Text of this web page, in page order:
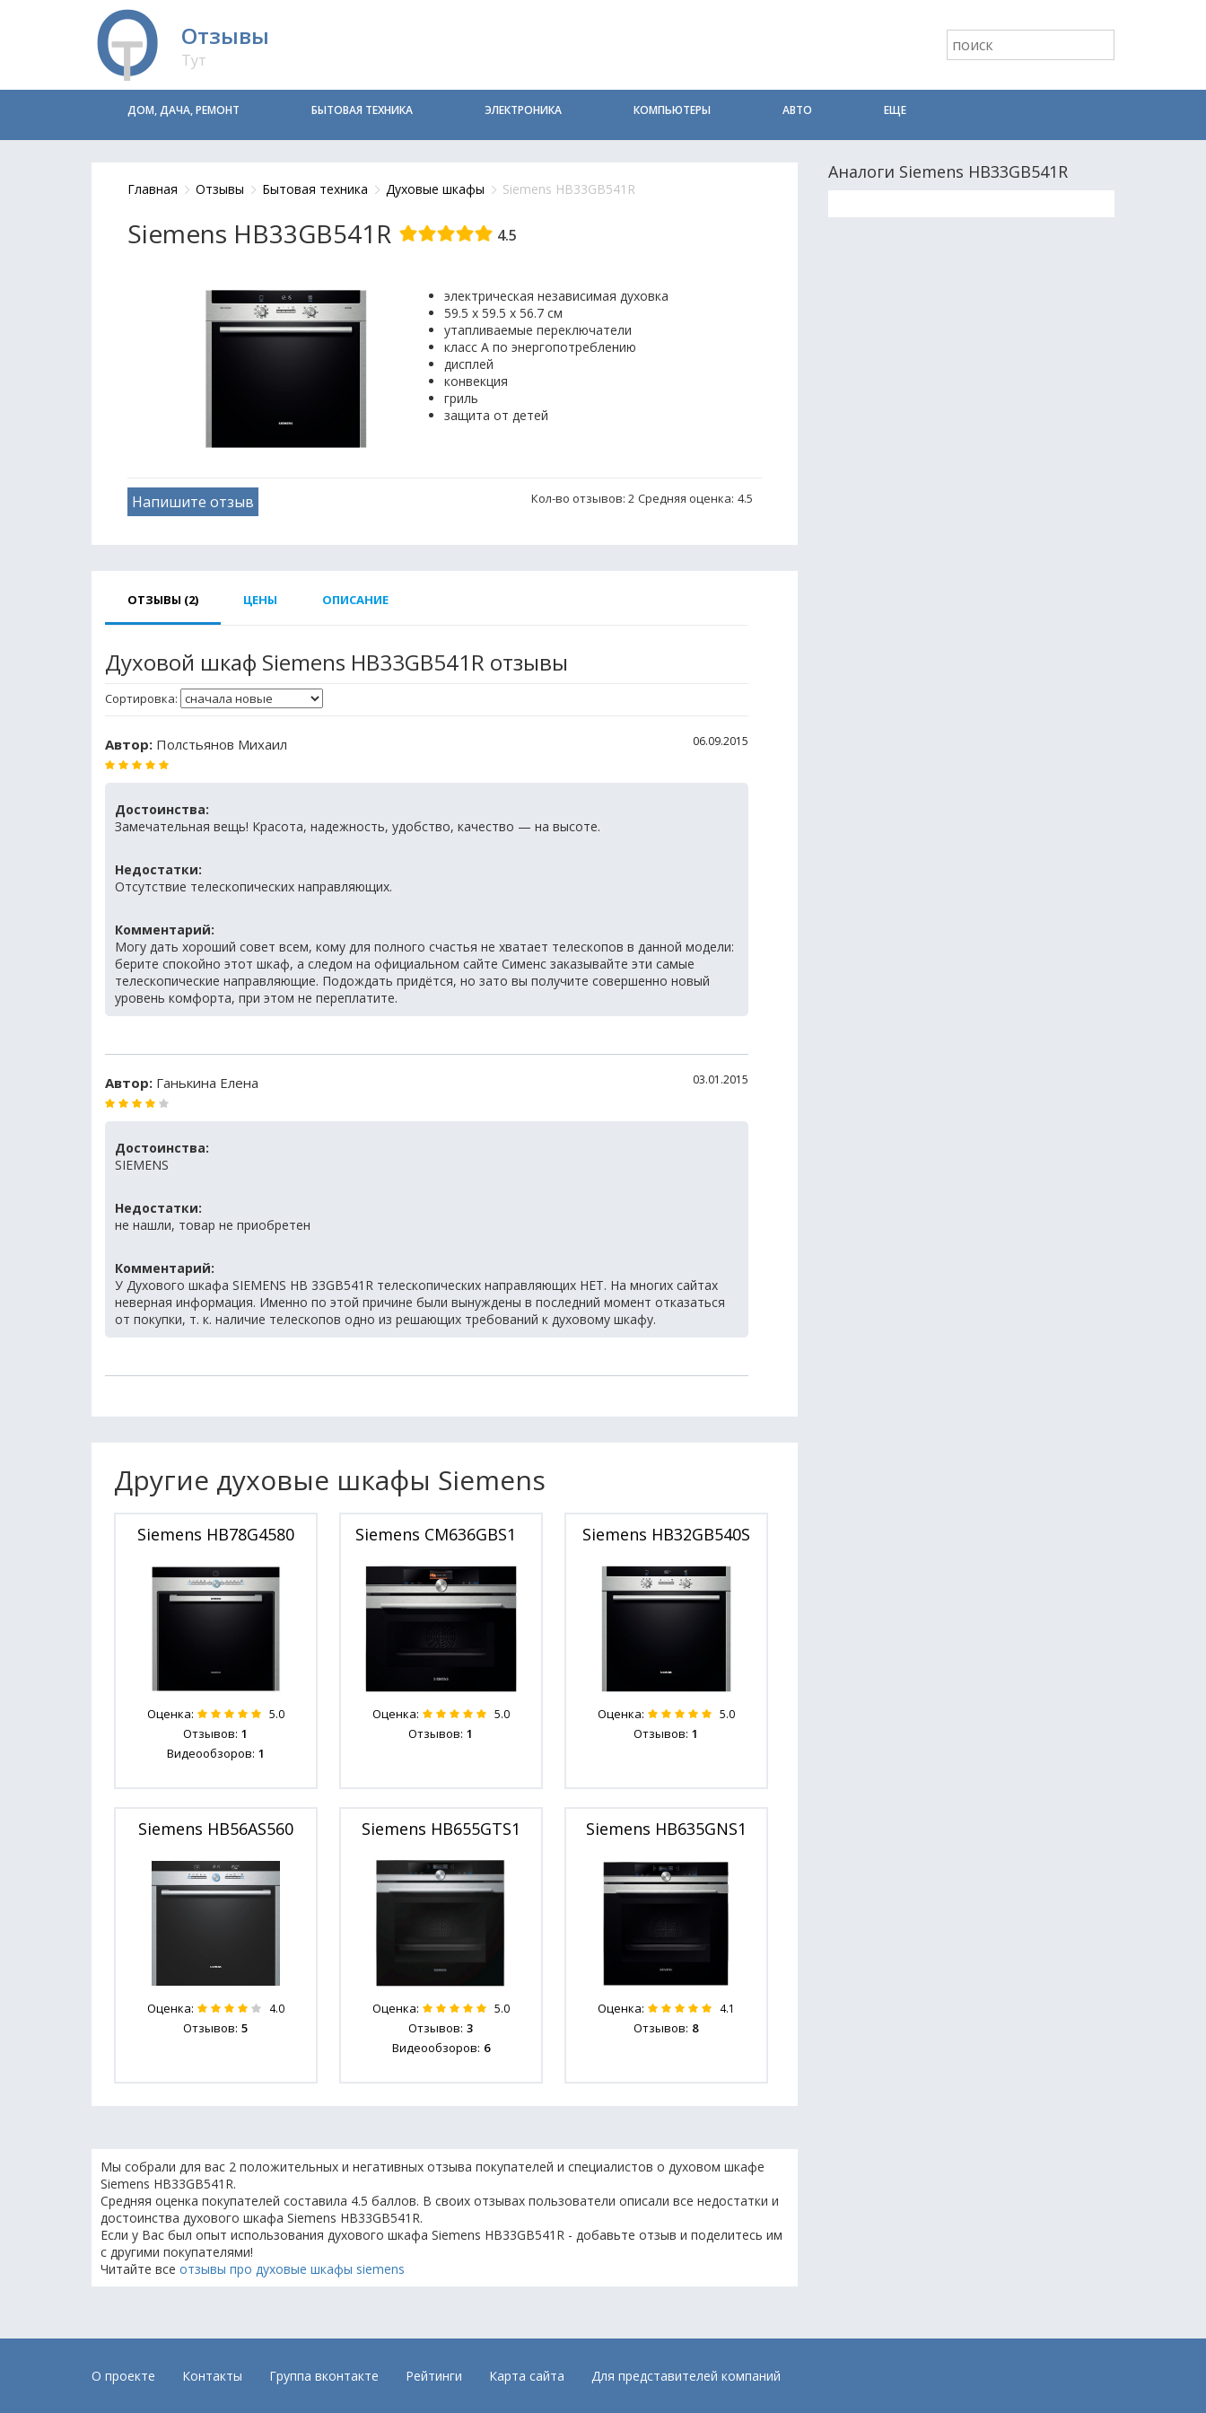
Отзывы
Тут
ДОМ, ДАЧА, РЕМОНТ БЫТОВАЯ ТЕХНИКА ЭЛЕКТРОНИКА КОМПЬЮТЕРЫ АВТО ЕЩЕ
Главная Отзывы Бытовая техника Духовые шкафы Siemens HB33GB541R
Siemens HB33GB541R 4.5
электрическая независимая духовка
59.5 х 59.5 x 56.7 см
утапливаемые переключатели
класс A по энергопотреблению
дисплей
конвекция
гриль
защита от детей
Кол-во отзывов: 2 Средняя оценка: 4.5
Напишите отзыв
ОТЗЫВЫ (2) ЦЕНЫ ОПИСАНИЕ
Духовой шкаф Siemens HB33GB541R отзывы
Сортировка:
Автор: Полстьянов Михаил 06.09.2015
Достоинства:
Замечательная вещь! Красота, надежность, удобство, качество — на высоте.
Недостатки:
Отсутствие телескопических направляющих.
Комментарий:
Могу дать хороший совет всем, кому для полного счастья не хватает телескопов в данной модели:
берите спокойно этот шкаф, а следом на официальном сайте Сименс заказывайте эти самые
телескопические направляющие. Подождать придётся, но зато вы получите совершенно новый
уровень комфорта, при этом не переплатите.
Автор: Ганькина Елена 03.01.2015
Достоинства:
SIEMENS
Недостатки:
не нашли, товар не приобретен
Комментарий:
У Духового шкафа SIEMENS HB 33GB541R телескопических направляющих НЕТ. На многих сайтах
неверная информация. Именно по этой причине были вынуждены в последний момент отказаться
от покупки, т. к. наличие телескопов одно из решающих требований к духовому шкафу.
Другие духовые шкафы Siemens
Siemens HB78G4580
Оценка: 5.0
Отзывов: 1
Видеообзоров: 1
Siemens CM636GBS1
Оценка: 5.0
Отзывов: 1
Siemens HB32GB540S
Оценка: 5.0
Отзывов: 1
Siemens HB56AS560
Оценка: 4.0
Отзывов: 5
Siemens HB655GTS1
Оценка: 5.0
Отзывов: 3
Видеообзоров: 6
Siemens HB635GNS1
Оценка: 4.1
Отзывов: 8
Мы собрали для вас 2 положительных и негативных отзыва покупателей и специалистов о духовом шкафе
Siemens HB33GB541R.
Средняя оценка покупателей составила 4.5 баллов. В своих отзывах пользователи описали все недостатки и
достоинства духового шкафа Siemens HB33GB541R.
Если у Вас был опыт использования духового шкафа Siemens HB33GB541R - добавьте отзыв и поделитесь им
с другими покупателями!
Читайте все отзывы про духовые шкафы siemens
Аналоги Siemens HB33GB541R
О проекте Контакты Группа вконтакте Рейтинги Карта сайта Для представителей компаний